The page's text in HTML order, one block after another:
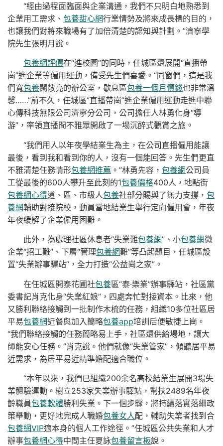
“經由過程面臨面與企業溝通，我們不只明白地熟悉到
企業用工需求、 包養甜心網行業情勢及將來成長標的目的，
也讓我們對將來職場有了加倍清楚的認知與計劃。”濟寧學
院先生張明月說。
包養網評價在“進校園”的同時，任城區還展開“直播帶
崗”進企業等僱用運動，備受先生們喜愛。“同窗們，這是我
們寬包養闊敞亮的辦公室，歇息區包養一個月價錢也非常溫
馨……”前不久，任城區“直播帶崗”進企業僱用運動走進中聯
心傳科技無限公司濟寧分公司，公司擔任人林勇化身“導
游”，率領直播間不雅眾開啟了一場沉醉式觀賞之旅。
“我們用人以年夜學結業生為主，在公司直播僱用能讓
最後，看到我和看到你的人，沒有一個能回答。先生們更直
不雅清楚任務情形包養網推薦 。”林勇先容， 包養網公司員
工從最後的600人攀升至此刻的1包養價格400人，地點街
包養網心得道、區、市級人包養社部分賜與了無力支撐， 包
養網輔助對接院校，動員當地結業生舉行定向僱用會，年夜
年夜緩解了企業僱用困難。
此外，為處理社區休息者“失業難包養網”、小包養網微
企業“招工難”、下層“管理包養網難”等凸起題目，任城區設
置“失業辦事驛站”，全力打造“公益崗之家”。
在任城區開泰花圃社包養區“泰·樂業”辦事驛站，社區黨
委書記肖克化身“失業紅娘”，四處奔忙對接資本。比來，他
又勝利聯絡接觸到一批制作木梳的任務，組織10多位社區居
平易包養網近餐與加入簡略包養app培訓后便敏捷上崗。
“我們聯絡接觸的任務簡略易上手，社區還供給場地，讓大
師能安心任務。”肖克說。他們就像“失業管家”，傾聽居平易
近需求，為居平易近精準婚配適合職位。
“本年以來，我們已組織200余名高校結業生展開3場失
業體驗運動。樹立253家失業辦事驛站，幫扶2489名年夜
齡職員包養軟體勝利失業。下一個步驟，將持續落實落細政
策舉動，更好地完成人職婚包養女人配，輔助失業者找到合
包養網VIP適本身的個人工作途徑。”任城區公共失業和人才
辦事包養網心得中間主任夏詠包養留言板說。